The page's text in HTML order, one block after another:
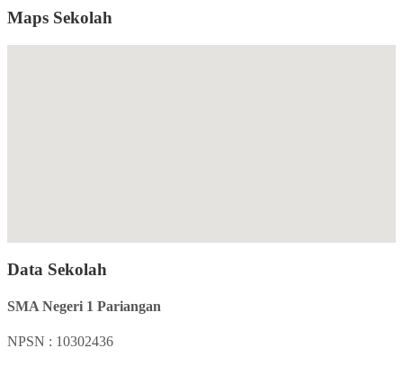
Maps Sekolah
Data Sekolah
SMA Negeri 1 Pariangan
NPSN : 10302436